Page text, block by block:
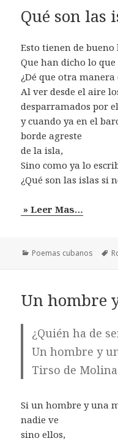
Qué son las
Esto tienen de bueno
Que han dicho lo
¿Dé que otra
Al ver desde el aire
desparramados por
y cuando ya en el
borde agreste
de la isla,
Sino como ya lo
¿Qué son las islas si
» Leer Mas…
Categorías
Poemas cubanos
Un hombre
¿Quién ha de
Un hombre y
Tirso de Molina
Si un hombre y una
nadie ve
sino ellos,